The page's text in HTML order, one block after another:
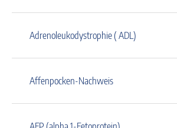
Adrenoleukodystrophie ( ADL)
Affenpocken-Nachweis